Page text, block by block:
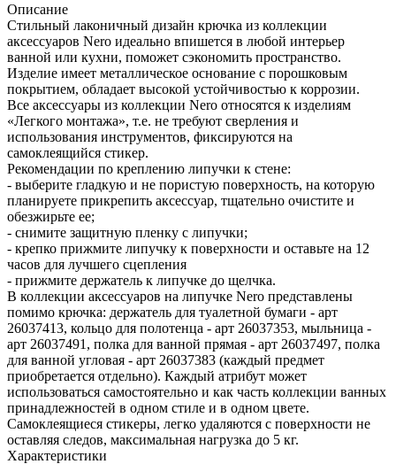
Описание
Стильный лаконичный дизайн крючка из коллекции
аксессуаров Nero идеально впишется в любой интерьер
ванной или кухни, поможет сэкономить пространство.
Изделие имеет металлическое основание с порошковым
покрытием, обладает высокой устойчивостью к коррозии.
Все аксессуары из коллекции Nero относятся к изделиям
«Легкого монтажа», т.е. не требуют сверления и
использования инструментов, фиксируются на
самоклеящийся стикер.
Рекомендации по креплению липучки к стене:
- выберите гладкую и не пористую поверхность, на которую
планируете прикрепить аксессуар, тщательно очистите и
обезжирьте ее;
- снимите защитную пленку с липучки;
- крепко прижмите липучку к поверхности и оставьте на 12
часов для лучшего сцепления
- прижмите держатель к липучке до щелчка.
В коллекции аксессуаров на липучке Nero представлены
помимо крючка: держатель для туалетной бумаги - арт
26037413, кольцо для полотенца - арт 26037353, мыльница -
арт 26037491, полка для ванной прямая - арт 26037497, полка
для ванной угловая - арт 26037383 (каждый предмет
приобретается отдельно). Каждый атрибут может
использоваться самостоятельно и как часть коллекции ванных
принадлежностей в одном стиле и в одном цвете.
Самоклеящиеся стикеры, легко удаляются с поверхности не
оставляя следов, максимальная нагрузка до 5 кг.
Характеристики